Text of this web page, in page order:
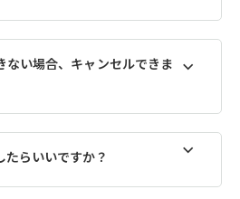
ない場合、キャンセルできま
らいいですか？